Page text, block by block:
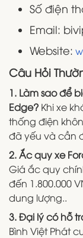
Số điện
Email:
Website:
Câu Hỏi
1. Làm sao để
Edge? Khi xe
thống điện
đã yếu và cần
2. Ắc quy xe
Giá ắc quy
đến 1.800.000
dung lượng..
3. Đại lý có hỗ
Bình Việt Phát